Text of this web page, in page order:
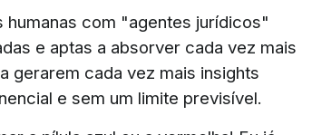
com "agentes jurídicos"
e aptas a absorver cada vez mais
gerarem cada vez mais insights
e sem um limite previsível.